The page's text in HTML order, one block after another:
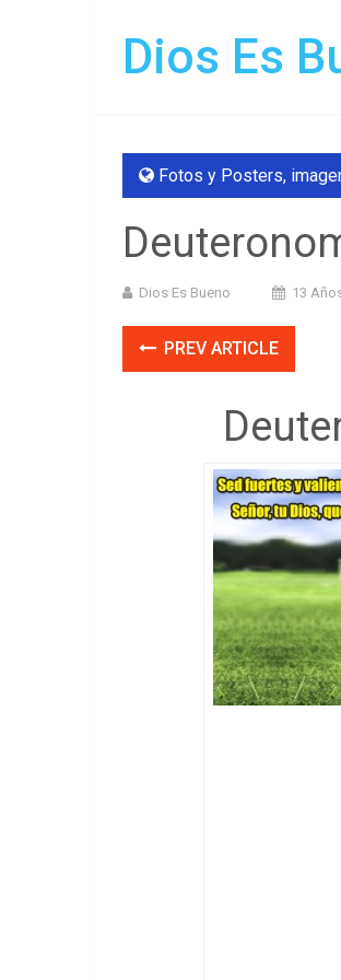
Dios Es
Fotos y Posters,
Dios Es Bueno 13
PREV ARTICLE